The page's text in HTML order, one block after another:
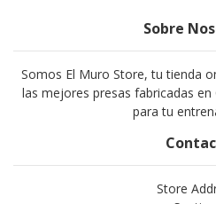
Sobre
Somos El Muro Store, tu tienda
las mejores presas fabricadas
para tu
Store